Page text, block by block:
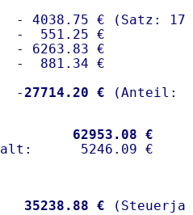
- 4038.75 € (Satz:
-  551.25 €
- 6263.83 €
-  881.34 €
-27714.20 €
62953.08 €
35238.88 €